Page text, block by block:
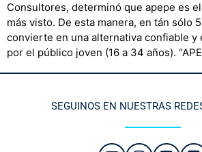
Consultores, determinó que apepe es
más visto. De esta manera, en tán sólo
convierte en una alternativa confiable y
por el público joven (16 a 34 años).
SEGUINOS EN NUESTRAS